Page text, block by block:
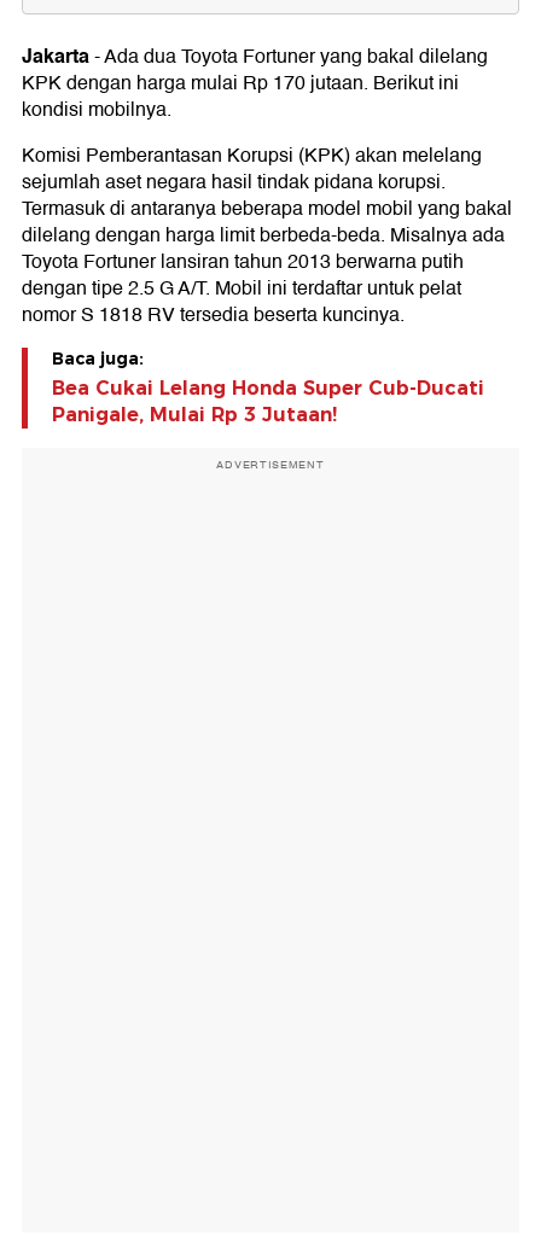
Cara Ikut Lelang KPK
Jakarta-Ada dua Toyota Fortuner yang bakal dilelang
KPK dengan harga mulai Rp 170 jutaan. Berikut ini
kondisi mobilnya.
Komisi Pemberantasan Korupsi (KPK) akan melelang
sejumlah aset negara hasil tindak pidana korupsi.
Termasuk di antaranya beberapa model mobil yang bakal
dilelang dengan harga limit berbeda-beda. Misalnya ada
Toyota Fortuner lansiran tahun 2013 berwarna putih
dengan tipe 2.5 G A/T. Mobil ini terdaftar untuk pelat
nomor S 1818 RV tersedia beserta kuncinya.
Baca juga:
Bea Cukai Lelang Honda Super Cub-Ducati
Panigale, Mulai Rp 3 Jutaan!
ADVERTISEMENT